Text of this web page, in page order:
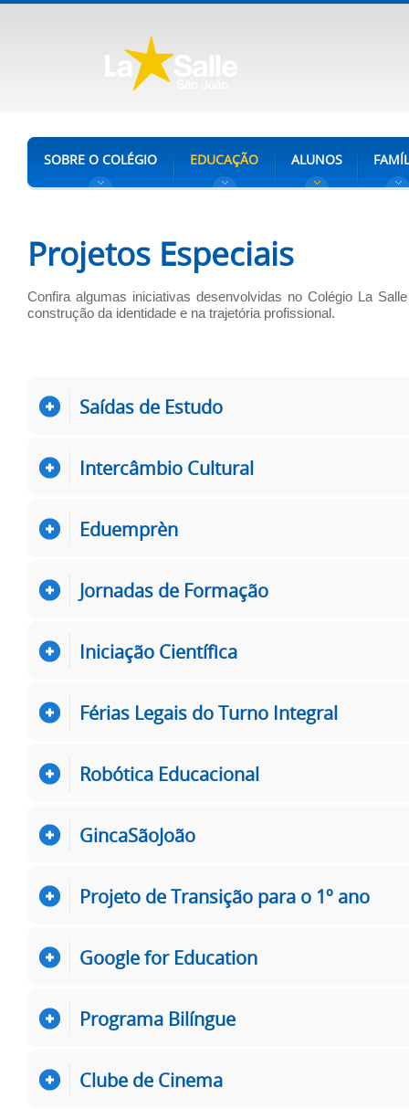
SOBRE O COLÉGIO EDUCAÇÃO ALUNOS
Projetos Especiais
Confira algumas iniciativas desenvolvidas no Colégio La
construção da identidade e na trajetória profissional.
Saídas de Estudo
Intercâmbio Cultural
Eduemprèn
Jornadas de Formação
Iniciação Científica
Férias Legais do Turno Integral
Robótica Educacional
GincaSãoJoão
Projeto de Transição para o 1º ano
Google for Education
Programa Bilíngue
Clube de Cinema